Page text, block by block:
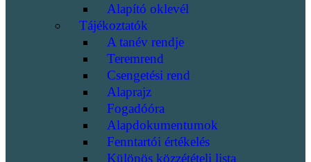
Alapító oklevél
Tájékoztatók
A tanév rendje
Teremrend
Csengetési rend
Alaprajz
Fogadóóra
Alapdokumentumok
Fenntartói értékelés
Különös közzétételi lista